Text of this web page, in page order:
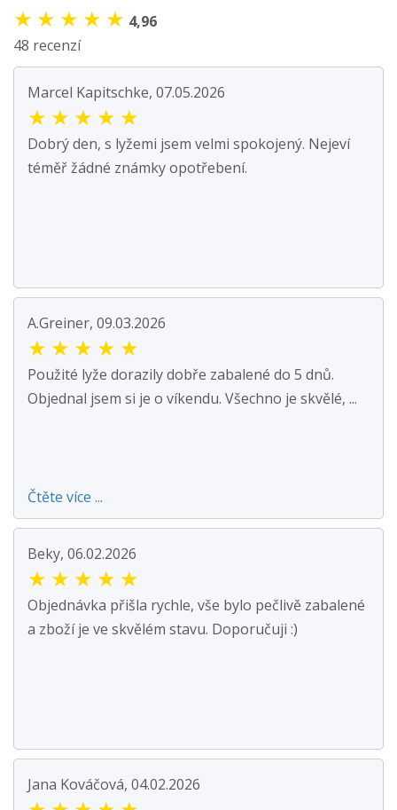
★ ★ ★ ★ ★ 4,96
48 recenzí
Marcel Kapitschke, 07.05.2026
★ ★ ★ ★ ★
Dobrý den, s lyžemi jsem velmi spokojený. Nejeví
téměř žádné známky opotřebení.
A.Greiner, 09.03.2026
★ ★ ★ ★ ★
Použité lyže dorazily dobře zabalené do 5 dnů.
Objednal jsem si je o víkendu. Všechno je skvělé, ...
Čtěte více ...
Beky, 06.02.2026
★ ★ ★ ★ ★
Objednávka přišla rychle, vše bylo pečlivě zabalené
a zboží je ve skvělém stavu. Doporučuji :)
Jana Kováčová, 04.02.2026